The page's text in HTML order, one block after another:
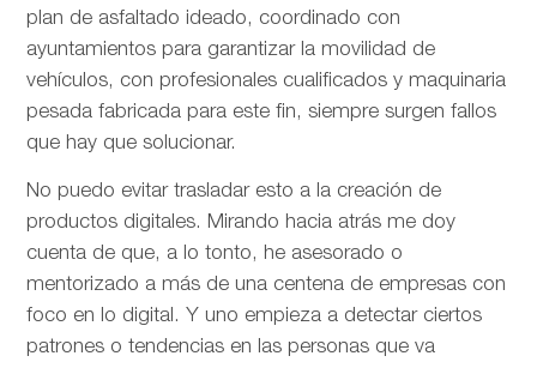
plan de asfaltado ideado, coordinado con
ayuntamientos para garantizar la movilidad de
vehículos, con profesionales cualificados y maquinaria
pesada fabricada para este fin, siempre surgen fallos
que hay que solucionar.
No puedo evitar trasladar esto a la creación de
productos digitales. Mirando hacia atrás me doy
cuenta de que, a lo tonto, he asesorado o
mentorizado a más de una centena de empresas con
foco en lo digital. Y uno empieza a detectar ciertos
patrones o tendencias en las personas que va